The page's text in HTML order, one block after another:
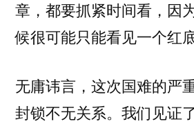
章，都要抓紧时间看，因
候很可能只能看见一个红
无庸讳言，这次国难的严
封锁不无关系。我们见证